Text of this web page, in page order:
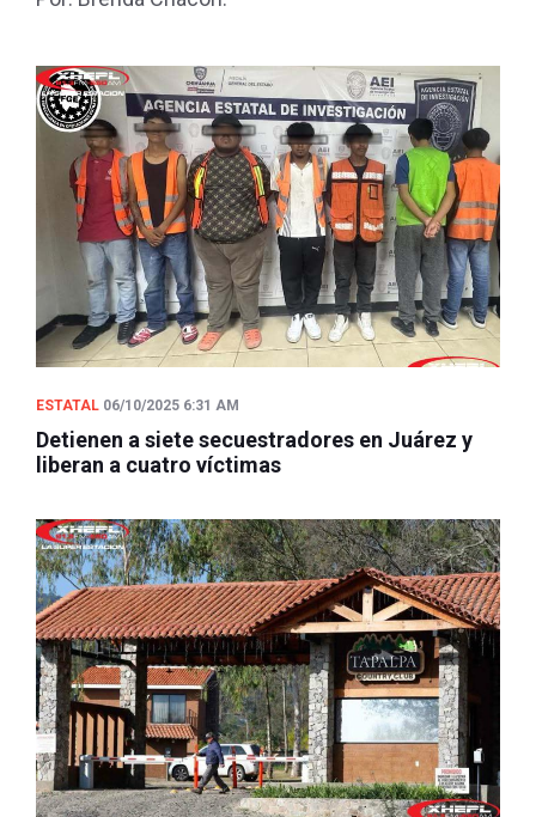
ESTATAL 06/10/2025 6:31 AM
Detienen a siete secuestradores en Juárez y
liberan a cuatro víctimas